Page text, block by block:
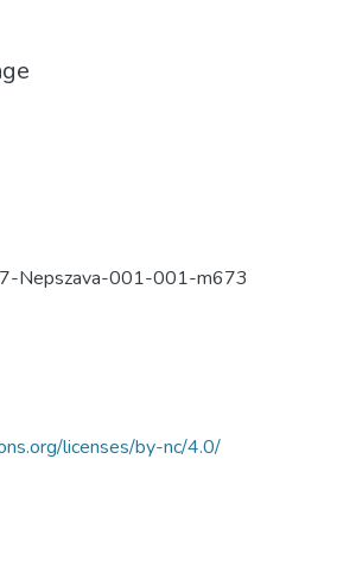
Nepszava-001-001-m673
licenses/by-nc/4.0/